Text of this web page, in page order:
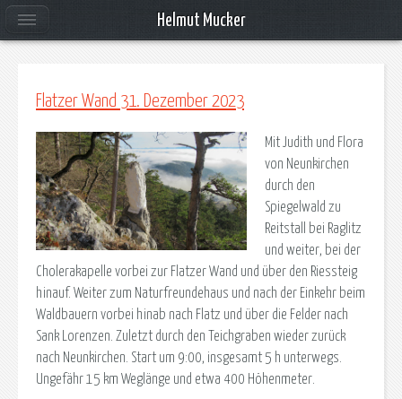
Flatzer Wand 31. Dezember 2023
Mit Judith und Flora
von Neunkirchen
durch den
Spiegelwald zu
Reitstall bei Raglitz
und weiter, bei der
Cholerakapelle vorbei zur Flatzer Wand und über den Riessteig
hinauf. Weiter zum Naturfreundehaus und nach der Einkehr beim
Waldbauern vorbei hinab nach Flatz und über die Felder nach
Sank Lorenzen. Zuletzt durch den Teichgraben wieder zurück
nach Neunkirchen. Start um 9:00, insgesamt 5 h unterwegs.
Ungefähr 15 km Weglänge und etwa 400 Höhenmeter.
Helmut Mucker